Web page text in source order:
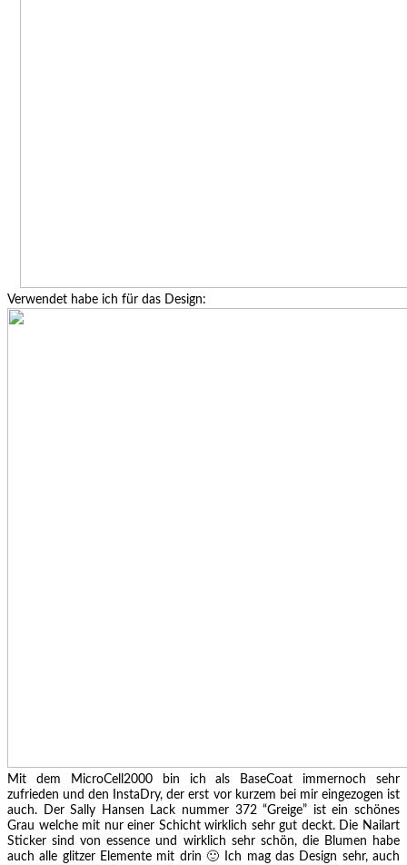
Verwendet habe ich für das Design:
Mit dem MicroCell2000 bin ich als BaseCoat immernoch sehr
zufrieden und den InstaDry, der erst vor kurzem bei mir eingezogen ist
auch. Der Sally Hansen Lack nummer 372 “Greige” ist ein schönes
Grau welche mit nur einer Schicht wirklich sehr gut deckt. Die Nailart
Sticker sind von essence und wirklich sehr schön, die Blumen habe
auch alle glitzer Elemente mit drin 🙂 Ich mag das Design sehr, auch